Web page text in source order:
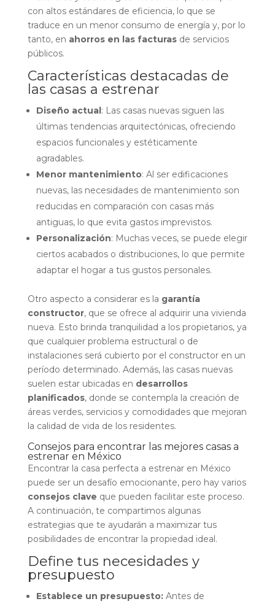
con altos estándares de eficiencia, lo que se
traduce en un menor consumo de energía y, por lo
tanto, en ahorros en las facturasde servicios
públicos.
Características destacadas de
las casas a estrenar
Diseño actual : Las casas nuevas siguen las
últimas tendencias arquitectónicas, ofreciendo
espacios funcionales y estéticamente
agradables.
Menor mantenimiento: Al ser edificaciones
nuevas, las necesidades de mantenimiento son
reducidas en comparación con casas más
antiguas, lo que evita gastos imprevistos.
Personalización: Muchas veces, se puede elegir
ciertos acabados o distribuciones, lo que permite
adaptar el hogar a tus gustos personales.
Otro aspecto a considerar es la garantía
constructor, que se ofrece al adquirir una vivienda
nueva. Esto brinda tranquilidad a los propietarios, ya
que cualquier problema estructural o de
instalaciones será cubierto por el constructor en un
período determinado. Además, las casas nuevas
suelen estar ubicadas en desarrollos
planificados, donde se contempla la creación de
áreas verdes, servicios y comodidades que mejoran
la calidad de vida de los residentes.
Consejos para encontrar las mejores casas a
estrenar en México
Encontrar la casa perfecta a estrenar en México
puede ser un desafío emocionante, pero hay varios
consejos clave que pueden facilitar este proceso.
A continuación, te compartimos algunas
estrategias que te ayudarán a maximizar tus
posibilidades de encontrar la propiedad ideal.
Define tus necesidades y
presupuesto
Establece un presupuesto:Antes de